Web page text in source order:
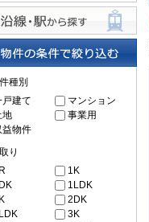
駅から探す
条件で絞り込む
種別
戸建て
マンション
地
事業用
益物件
り
1K
1LDK
2DK
3K